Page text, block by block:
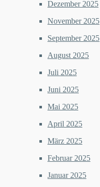
Dezember 2025
November 2025
September 2025
August 2025
Juli 2025
Juni 2025
Mai 2025
April 2025
März 2025
Februar 2025
Januar 2025